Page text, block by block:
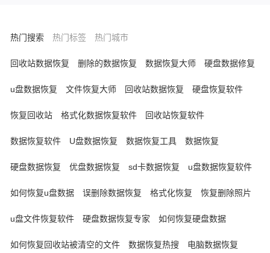
热门搜索 热门标签 热门城市
回收站数据恢复 删除的数据恢复 数据恢复大师 硬盘数据修复
u盘数据恢复 文件恢复大师 回收站数据恢复 硬盘恢复软件
恢复回收站 格式化数据恢复软件 回收站恢复软件
数据恢复软件 U盘数据恢复 数据恢复工具 数据恢复
硬盘数据恢复 优盘数据恢复 sd卡数据恢复 u盘数据恢复软件
如何恢复u盘数据 误删除数据恢复 格式化恢复 恢复删除照片
u盘文件恢复软件 硬盘数据恢复专家 如何恢复硬盘数据
如何恢复回收站被清空的文件 数据恢复热搜 电脑数据恢复